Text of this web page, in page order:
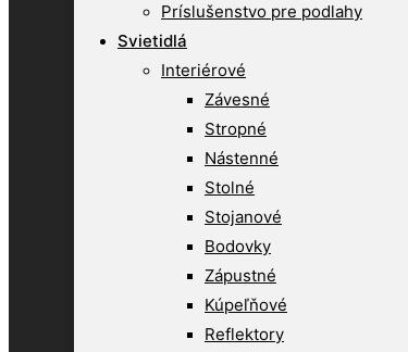
Príslušenstvo pre podlahy
Svietidlá
Interiérové
Závesné
Stropné
Nástenné
Stolné
Stojanové
Bodovky
Zápustné
Kúpeľňové
Reflektory